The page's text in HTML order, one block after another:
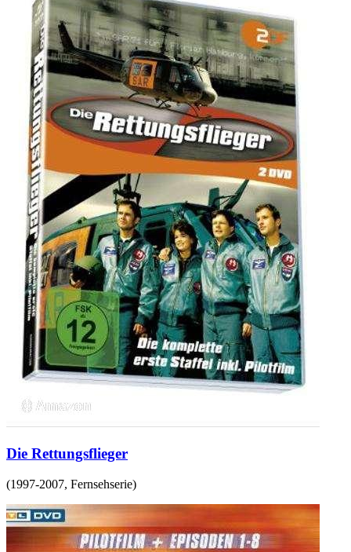
Die Rettungsflieger
(1997-2007, Fernsehserie)